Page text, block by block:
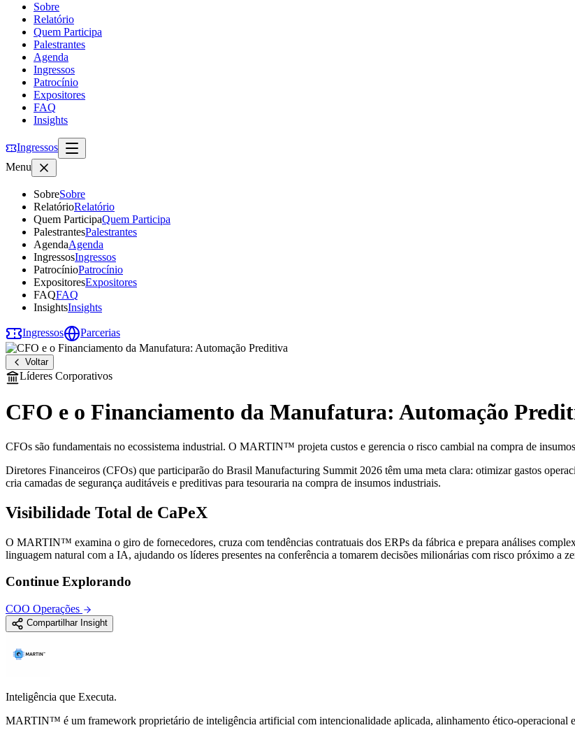
Sobre
Relatório
Quem Participa
Palestrantes
Agenda
Ingressos
Patrocínio
Expositores
FAQ
Insights
Ingressos
Menu
SobreSobre
RelatórioRelatório
Quem ParticipaQuem Participa
PalestrantesPalestrantes
AgendaAgenda
IngressosIngressos
PatrocínioPatrocínio
ExpositoresExpositores
FAQFAQ
InsightsInsights
Ingressos Parcerias
Voltar
Líderes Corporativos
CFO e o Financiamento da Manufatura: Automação
CFOs são fundamentais no ecossistema industrial. O MARTIN™ projeta custos e gerencia o risco cambial na compra de
Diretores Financeiros (CFOs) que participarão do Brasil Manufacturing Summit 2026 têm uma meta clara: otimizar gastos
cria camadas de segurança auditáveis e preditivas para tesouraria na compra de insumos industriais.
Visibilidade Total de CaPeX
O MARTIN™ examina o giro de fornecedores, cruza com tendências contratuais dos ERPs da fábrica e prepara análises
linguagem natural com a IA, ajudando os líderes presentes na conferência a tomarem decisões milionárias com risco próximo a
Continue Explorando
COO Operações
Compartilhar Insight
Inteligência que Executa.
MARTIN™ é um framework proprietário de inteligência artificial com intencionalidade aplicada, alinhamento ético-operacional